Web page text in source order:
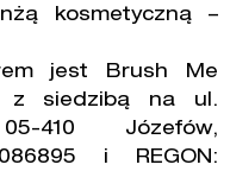
kosmetyczną –
jest Brush Me
z siedzibą na ul.
410 Józefów,
i REGON: